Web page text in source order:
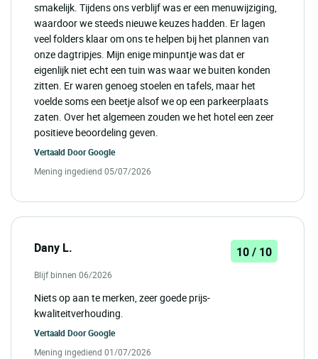
smakelijk. Tijdens ons verblijf was er een menuwijziging,
waardoor we steeds nieuwe keuzes hadden. Er lagen
veel folders klaar om ons te helpen bij het plannen van
onze dagtripjes. Mijn enige minpuntje was dat er
eigenlijk niet echt een tuin was waar we buiten konden
zitten. Er waren genoeg stoelen en tafels, maar het
voelde soms een beetje alsof we op een parkeerplaats
zaten. Over het algemeen zouden we het hotel een zeer
positieve beoordeling geven.
Vertaald DoorGoogle
Mening ingediend 05/07/2026
Dany L. 10 / 10
Blijf binnen 06/2026
Niets op aan te merken, zeer goede prijs-
kwaliteitverhouding.
Vertaald DoorGoogle
Mening ingediend 01/07/2026